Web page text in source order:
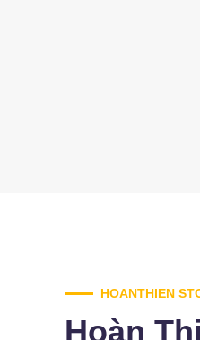
HOANTHIEN
Hoàn